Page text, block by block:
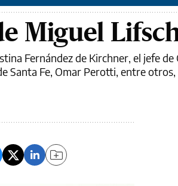
Miguel
Fernández de Kirchner, el jefe de
Santa Fe, Omar Perotti, entre